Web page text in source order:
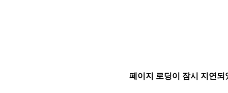
페이지 로딩이 잠시 지연